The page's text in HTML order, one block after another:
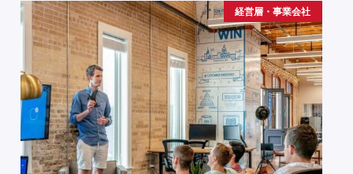
経営層・事業会社